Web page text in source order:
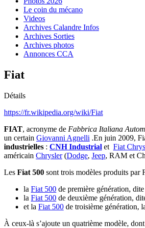
Le coin du mécano
Videos
Archives Calandre Infos
Archives Sorties
Archives photos
Annonces CCA
Fiat
Détails
https://fr.wikipedia.org/wiki/Fiat
FIAT, acronyme de Fabbrica Italiana
un certain Giovanni Agnelli .En juin 2009,
industrielles : CNH Industrial et Fiat
américain Chrysler(Dodge, Jeep, RAM et
Les Fiat 500 sont trois modèles produits par
la Fiat 500 de première génération, dite
la Fiat 500 de deuxième génération,
et la Fiat 500 de troisième génération,
À ceux-là s’ajoute un quatrième modèle,